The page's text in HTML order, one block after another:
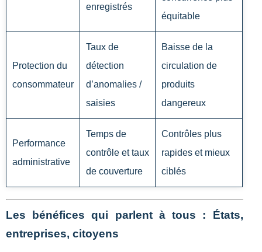
enregistrés
équitable
Protection du
consommateur
Taux de
détection
d’anomalies /
saisies
Baisse de la
circulation de
produits
dangereux
Performance
administrative
Temps de
contrôle et taux
de couverture
Contrôles plus
rapides et mieux
ciblés
Les bénéfices qui parlent à tous : États,
entreprises, citoyens